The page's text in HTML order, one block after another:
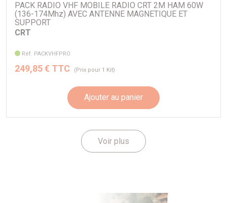
PACK RADIO VHF MOBILE RADIO CRT 2M HAM 60W
(136-174Mhz) AVEC ANTENNE MAGNETIQUE ET
SUPPORT
CRT
Réf. PACKVHFPRO
249,85 € TTC (Prix pour 1 Kit)
Ajouter au panier
Voir plus